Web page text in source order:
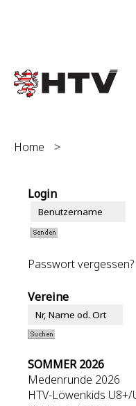
Home >
Login
Passwort vergessen?
Vereine
SOMMER 2026
Medenrunde 2026
HTV-Löwenkids U8+/